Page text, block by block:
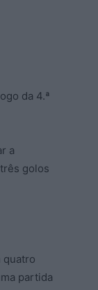
da 4.ª
a
golos
quatro
partida